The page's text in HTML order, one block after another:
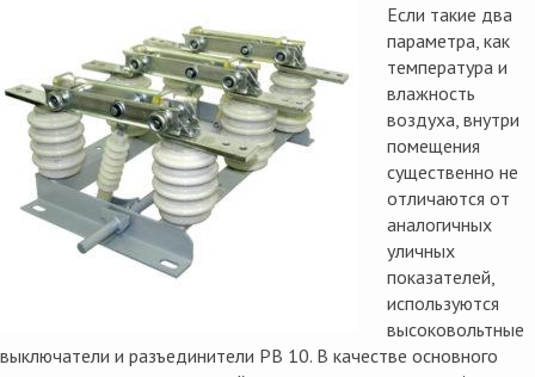
Если такие два
параметра, как
температура и
влажность
воздуха, внутри
помещения
существенно не
отличаются от
аналогичных
уличных
показателей,
используются
высоковольтные
выключатели и разъединители РВ 10. В качестве основного